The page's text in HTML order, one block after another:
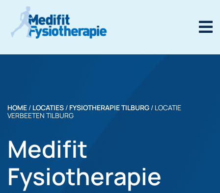
HOME / LOCATIES / FYSIOTHERAPIE TILBURG / LOCATIE
VERBEETEN TILBURG
Medifit
Fysiotherapie